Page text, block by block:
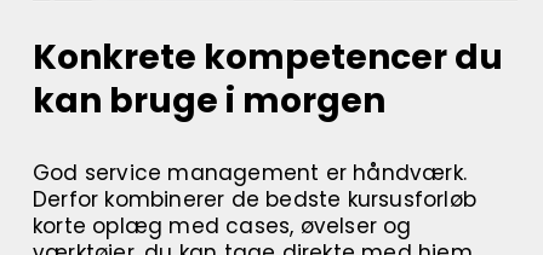
Konkrete kompetencer du
kan bruge i morgen
God service management er håndværk.
Derfor kombinerer de bedste kursusforløb
korte oplæg med cases, øvelser og